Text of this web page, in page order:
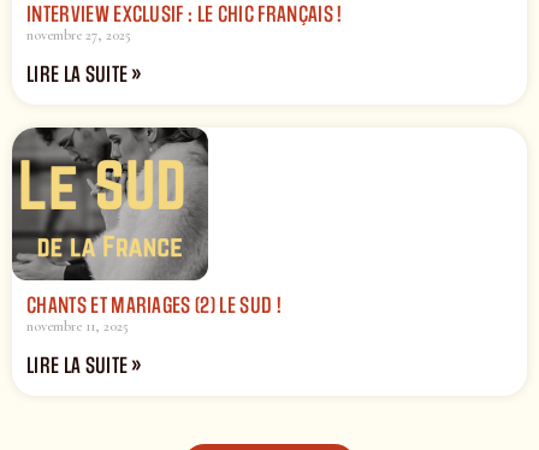
INTERVIEW EXCLUSIF : LE CHIC FRANÇAIS !
novembre 27, 2025
LIRE LA SUITE »
CHANTS ET MARIAGES (2) LE SUD !
novembre 11, 2025
LIRE LA SUITE »